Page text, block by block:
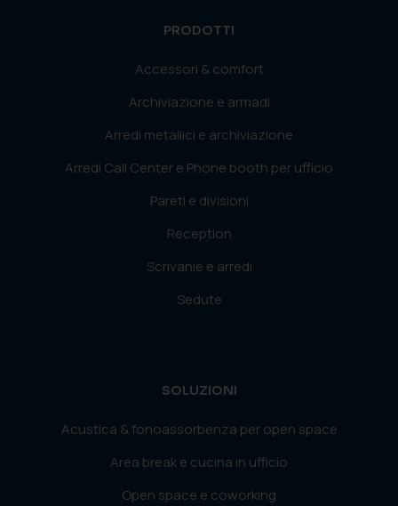
PRODOTTI
Accessori & comfort
Archiviazione e armadi
Arredi metallici e archiviazione
Arredi Call Center e Phone booth per ufficio
Pareti e divisioni
Reception
Scrivanie e arredi
Sedute
SOLUZIONI
Acustica & fonoassorbenza per open space
Area break e cucina in ufficio
Open space e coworking